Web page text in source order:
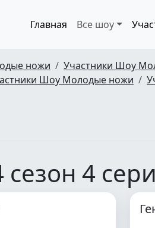
Главная Все шоу
ножи
Участники Шоу
Шоу Молодые ножи
4